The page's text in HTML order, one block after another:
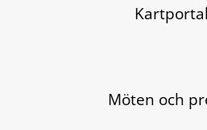
Kartportal
Möten och